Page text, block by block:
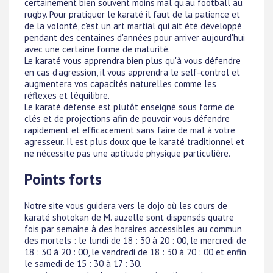
certainement bien souvent moins mal qu'au football au
rugby. Pour pratiquer le karaté il faut de la patience et
de la volonté, c'est un art martial qui ait été développé
pendant des centaines d'années pour arriver aujourd'hui
avec une certaine forme de maturité.
Le karaté vous apprendra bien plus qu'à vous défendre
en cas d'agression, il vous apprendra le self-control et
augmentera vos capacités naturelles comme les
réflexes et l'équilibre.
Le karaté défense est plutôt enseigné sous forme de
clés et de projections afin de pouvoir vous défendre
rapidement et efficacement sans faire de mal à votre
agresseur. Il est plus doux que le karaté traditionnel et
ne nécessite pas une aptitude physique particulière.
Points forts
Notre site vous guidera vers le dojo où les cours de
karaté shotokan de M. auzelle sont dispensés quatre
fois par semaine à des horaires accessibles au commun
des mortels : le lundi de 18 : 30 à 20 : 00, le mercredi de
18 : 30 à 20 : 00, le vendredi de 18 : 30 à 20 : 00 et enfin
le samedi de 15 : 30 à 17 : 30.